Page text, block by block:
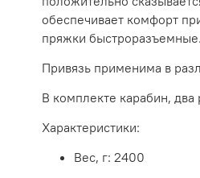
обеспечивает комфорт
пряжки быстроразъемные.
Привязь применима в
В комплекте карабин,
Характеристики:
Вес, г: 2400